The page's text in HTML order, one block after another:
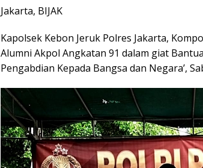
Jakarta, BIJAK
Kapolsek Kebon Jeruk Polres Jakarta,
Alumni Akpol Angkatan 91 dalam giat
Pengabdian Kepada Bangsa dan Negara’,